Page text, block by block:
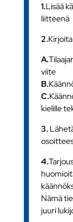
1.Lisää
liitteenä
2.
A.
viite
B.
C.
kielille
3.
4.
Nämä
juuri